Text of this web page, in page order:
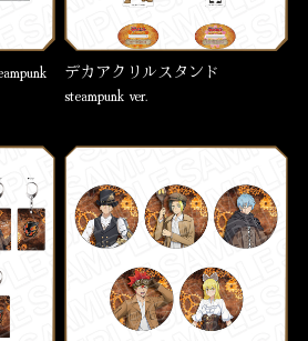
デカアクリルスタンド
steampunk ver.